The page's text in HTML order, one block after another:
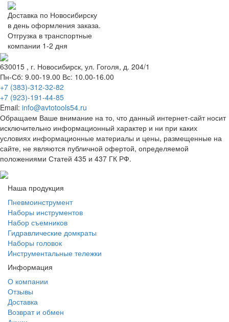
Доставка по Новосибирску
в день оформления заказа.
Отгрузка в транспортные
компании 1-2 дня
630015 , г. Новосибирск, ул. Гоголя, д. 204/1
Пн-Сб: 9.00-19.00 Вс: 10.00-16.00
+7 (383)-312-32-82
+7 (923)-191-44-85
Email: info@avtotools54.ru
Обращаем Ваше внимание на то, что данный интернет-сайт носит
исключительно информационный характер и ни при каких
условиях информационные материалы и цены, размещенные на
сайте, не являются публичной офертой, определяемой
положениями Статей 435 и 437 ГК РФ.
Наша продукция
Пневмоинструмент
Наборы инструментов
Набор съемников
Гидравлические домкраты
Наборы головок
Инструментальные тележки
Информация
О компании
Отзывы
Доставка
Возврат и обмен